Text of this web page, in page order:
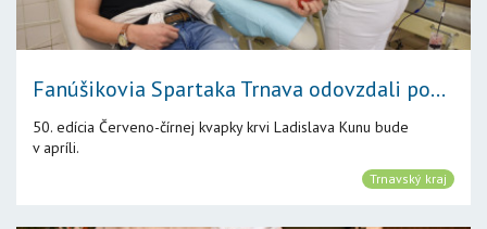
Fanúšikovia Spartaka Trnava odovzdali po...
50. edícia Červeno-čírnej kvapky krvi Ladislava Kunu bude
v apríli.
Trnavský kraj